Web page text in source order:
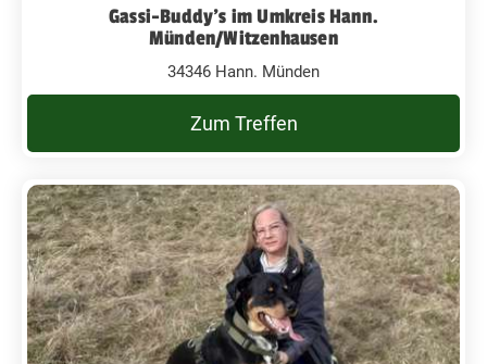
Gassi-Buddy’s im Umkreis Hann.
Münden/Witzenhausen
34346 Hann. Münden
Zum Treffen